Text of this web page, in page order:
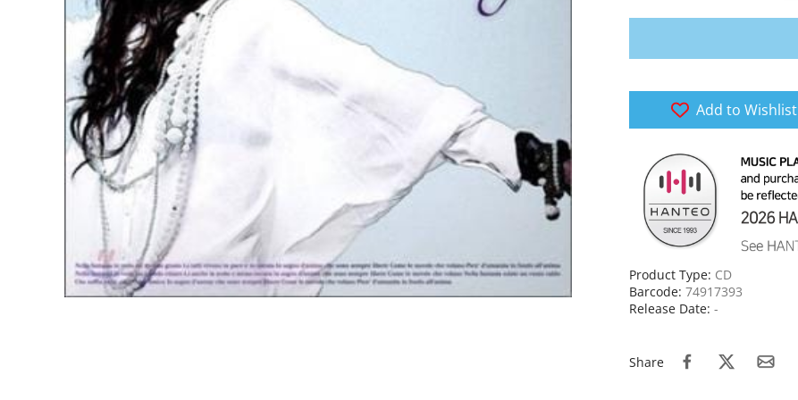
Add to Wishlist
Product Type: CD
Barcode: 74917393
Release Date: -
Share